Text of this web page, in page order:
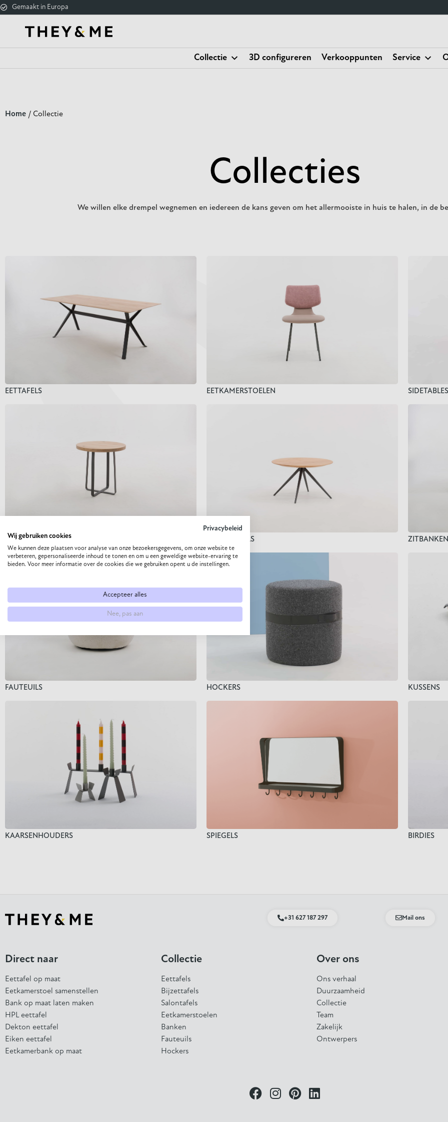
Gemaakt in Europa
Collectie 3D configureren Verkooppunten Service
Home / Collectie
Collecties
We willen elke drempel wegnemen en iedereen de kans geven om het allermooiste in huis te halen, in de
EETTAFELS EETKAMERSTOELEN SIDETABLES
BIJZETTAFELS SALONTAFELS ZITBANKEN
FAUTEUILS HOCKERS KUSSENS
KAARSENHOUDERS SPIEGELS BIRDIES
+31 627 187 297 Mail ons
Direct naar
Eettafel op maat
Eetkamerstoel samenstellen
Bank op maat laten maken
HPL eettafel
Dekton eettafel
Eiken eettafel
Eetkamerbank op maat
Collectie
Eettafels
Bijzettafels
Salontafels
Eetkamerstoelen
Banken
Fauteuils
Hockers
Over ons
Ons verhaal
Duurzaamheid
Collectie
Team
Zakelijk
Ontwerpers
Privacybeleid
Wij gebruiken cookies
We kunnen deze plaatsen voor analyse van onze bezoekersgegevens, om onze website te
verbeteren, gepersonaliseerde inhoud te tonen en om u een geweldige website-ervaring te
bieden. Voor meer informatie over de cookies die we gebruiken opent u de instellingen.
Accepteer alles
Nee, pas aan